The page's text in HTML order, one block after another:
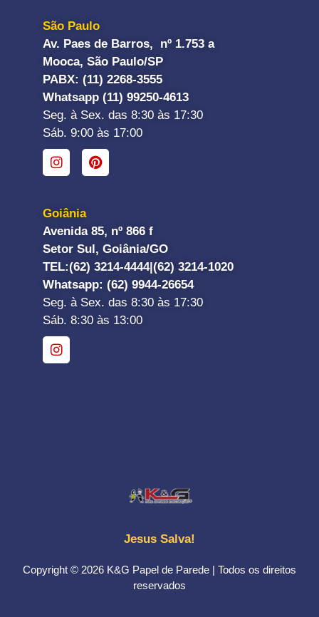
São Paulo
Av. Paes de Barros, nº 1.753 a
Mooca, São Paulo/SP
PABX: (11) 2268-3555
Whatsapp (11) 99250-4613
Seg. à Sex. das 8:30 às 17:30
Sáb. 9:00 às 17:00
Goiânia
Avenida 85, nº 866 f
Setor Sul, Goiânia/GO
TEL:(62) 3214-4444|(62) 3214-1020
Whatsapp: (62) 9944-26654
Seg. à Sex. das 8:30 às 17:30
Sáb. 8:30 às 13:00
Jesus Salva!
Copyright © 2026 K&G Papel de Parede | Todos os direitos
reservados